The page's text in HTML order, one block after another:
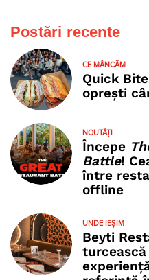
Postări recente
CE MÂNCĂM
Quick
oprești
NOUTĂȚI
Începe
Battle!
între
offline
UNDE IEȘIM
Beyti